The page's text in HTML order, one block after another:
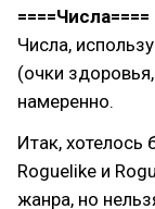
====Числа====
Числа,
(очки
намеренно.
Итак, хотелось
Roguelike и
жанра, но